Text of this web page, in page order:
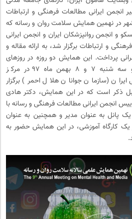
انجمن ایرانی مطالعات فرهنگی و ارتباطات
در نهمین همایش سلامت روان و رسانه که
و انجمن روانپزشکان ایران و انجمن ایرانی
و ارتباطات برگزار شد، به ارائه مقاله و
پرداخت. این همایش دو روزه در روزهای
دوشنبه و سه شنبه ۷ و ۸ بهمن ماه ۹۷ در مرکز
ایران (سازمان جوانان هلال احمر) برگزار
ذکر است که در این همایش، دکتر هادی
انجمن ایرانی مطالعات فرهنگی و رسانه با
پانل به عنوان مدیر و همچنین به عنوان
کارگاه آموزشی، در این همایش حضور به